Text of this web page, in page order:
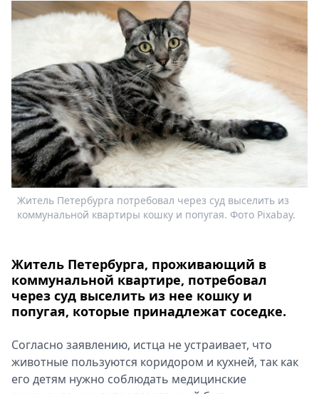
Выставки
О
Metro
Стримы
Спецпроекты
Звезды
Выборы
2026
Скачай
Metro
Житель Петербурга потребовал через суд выселить из
коммунальной квартиры кошку и попугая. Фото Pixabay.
Житель Петербурга, проживающий в
коммунальной квартире, потребовал
через суд выселить из нее кошку и
попугая, которые принадлежат соседке.
Согласно заявлению, истца не устраивает, что
животные пользуются коридором и кухней, так как
его детям нужно соблюдать медицинские